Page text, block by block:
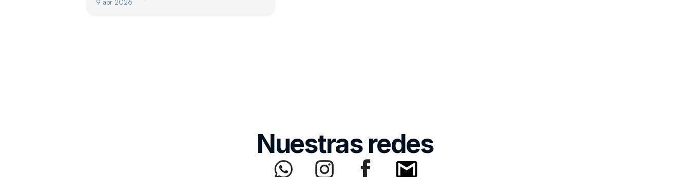
9 abr 2026
Nuestras redes